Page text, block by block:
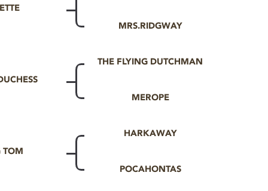
MRS.RIDGWAY
THE FLYING DUTCHMAN
MEROPE
TOM
HARKAWAY
POCAHONTAS